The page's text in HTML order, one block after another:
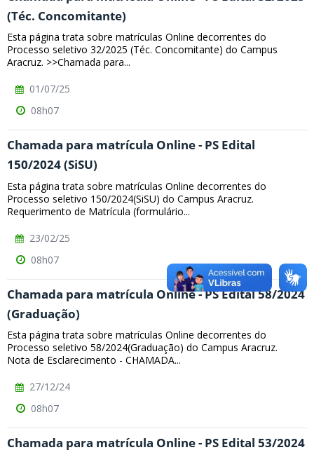
(Téc. Concomitante)
Esta página trata sobre matrículas Online decorrentes do
Processo seletivo 32/2025 (Téc. Concomitante) do Campus
Aracruz. >>Chamada para...
01/07/25
08h07
Chamada para matrícula Online - PS Edital
150/2024 (SiSU)
Esta página trata sobre matrículas Online decorrentes do
Processo seletivo 150/2024(SiSU) do Campus Aracruz.
Requerimento de Matrícula (formulário...
23/02/25
08h07
Chamada para matrícula Online - PS Edital 58/2024
(Graduação)
Esta página trata sobre matrículas Online decorrentes do
Processo seletivo 58/2024(Graduação) do Campus Aracruz.
Nota de Esclarecimento - CHAMADA...
27/12/24
08h07
Chamada para matrícula Online - PS Edital 53/2024